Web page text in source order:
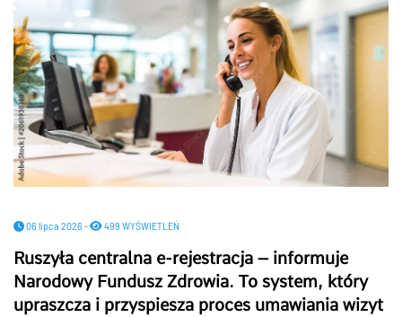
06 lipca 2026 - 499 WYŚWIETLEŃ
Ruszyła centralna e-rejestracja – informuje
Narodowy Fundusz Zdrowia. To system, który
upraszcza i przyspiesza proces umawiania wizyt